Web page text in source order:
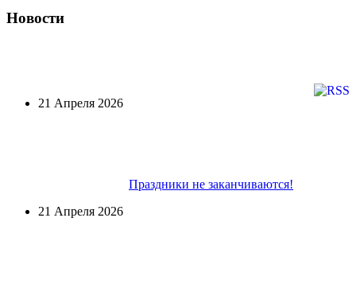
Новости
21 Апреля 2026
Праздники не заканчиваются!
21 Апреля 2026